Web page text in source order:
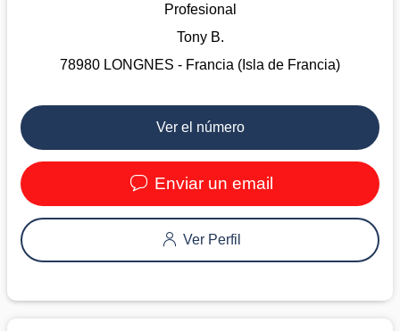
Profesional
Tony B.
78980 LONGNES - Francia (Isla de Francia)
Ver el número
Enviar un email
Ver Perfil